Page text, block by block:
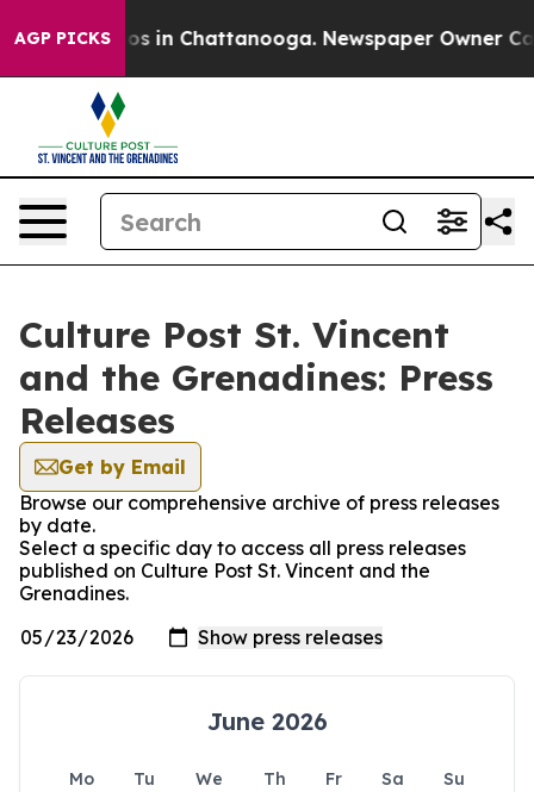
AGP PICKS
Chaos in Chattanooga. Newspaper Owner
Culture Post St. Vincent
and the Grenadines: Press
Releases
Get by Email
Browse our comprehensive archive of press releases
by date.
Select a specific day to access all press releases
published on Culture Post St. Vincent and the
Grenadines.
June 2026
Mo Tu We Th Fr Sa
Su